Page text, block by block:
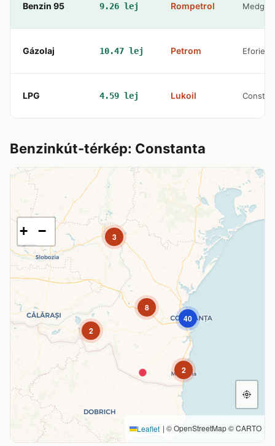
Benzin 95 9.26 lej Rompetrol
Gázolaj 10.47 lej Petrom Eforie
LPG 4.59 lej Lukoil
Benzinkút-térkép: Constanta
3
2
2
40
8
+ −
Leaflet | © OpenStreetMap © CARTO